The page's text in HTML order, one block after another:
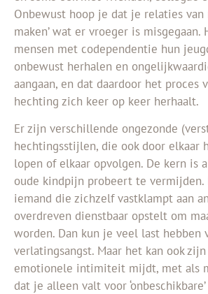
Onbewust hoop je dat je relaties van
maken’ wat er vroeger is
mensen met codependentie hun
onbewust herhalen en
aangaan, en dat daardoor het proces
hechting zich keer op keer herhaalt.
Er zijn verschillende ongezonde
hechtingsstijlen, die ook door elkaar
lopen of elkaar opvolgen. De kern is
oude kindpijn probeert te vermijden.
iemand die zichzelf vastklampt aan
overdreven dienstbaar opstelt om
worden. Dan kun je veel last hebben
verlatingsangst. Maar het kan ook
emotionele intimiteit mijdt, met als
dat je alleen valt voor